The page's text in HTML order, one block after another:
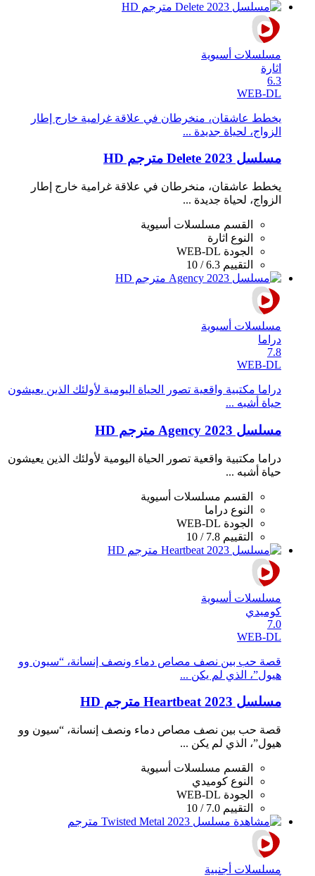
مسلسلات أسيوية
اثارة
6.3
WEB-DL
يخطط عاشقان، منخرطان في علاقة غرامية خارج إطار
الزواج، لحياة جديدة ...
مسلسل Delete 2023 مترجم HD
يخطط عاشقان، منخرطان في علاقة غرامية خارج إطار
الزواج، لحياة جديدة ...
القسم مسلسلات أسيوية
النوع اثارة
الجودة WEB-DL
التقييم 6.3 / 10
مسلسلات أسيوية
دراما
7.8
WEB-DL
دراما مكتبية واقعية تصور الحياة اليومية لأولئك الذين يعيشون
حياة أشبه ...
مسلسل Agency 2023 مترجم HD
دراما مكتبية واقعية تصور الحياة اليومية لأولئك الذين يعيشون
حياة أشبه ...
القسم مسلسلات أسيوية
النوع دراما
الجودة WEB-DL
التقييم 7.8 / 10
مسلسلات أسيوية
كوميدي
7.0
WEB-DL
قصة حب بين نصف مصاص دماء ونصف إنسانة، “سيون وو
هيول”، الذي لم يكن ...
مسلسل Heartbeat 2023 مترجم HD
قصة حب بين نصف مصاص دماء ونصف إنسانة، “سيون وو
هيول”، الذي لم يكن ...
القسم مسلسلات أسيوية
النوع كوميدي
الجودة WEB-DL
التقييم 7.0 / 10
مسلسلات أجنبية